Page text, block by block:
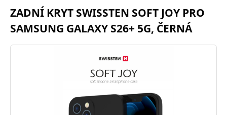
nacházíte:
ZADNÍ KRYT SWISSTEN SOFT JOY PRO
SAMSUNG GALAXY S26+ 5G, ČERNÁ